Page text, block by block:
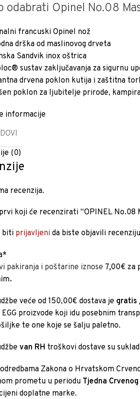
odabrati Opinel No.08
francuski Opinel nož
drška od maslinovog drveta
Sandvik inox oštrica
sustav zaključavanja za sigurnu
drvena poklon kutija i zaštitna
poklon za ljubitelje prirode,
informacije
(0)
recenzija.
koji će recenzirati “OPINEL No.08
biti prijavljeni da biste objavili
pakiranja i poštarine iznose 7,00€ za
veće od 150,00€ dostava je gratis
EGG proizvode koji idu posebnim
te one koje se šalju paletno.
van RH troškovi dostave su
Zakona o Hrvatskom
prometu u periodu Tjedna
doplatne marke.